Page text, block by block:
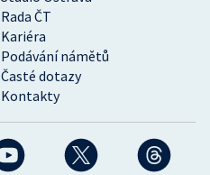
Rada ČT
Kariéra
Podávání námětů
Časté dotazy
Kontakty